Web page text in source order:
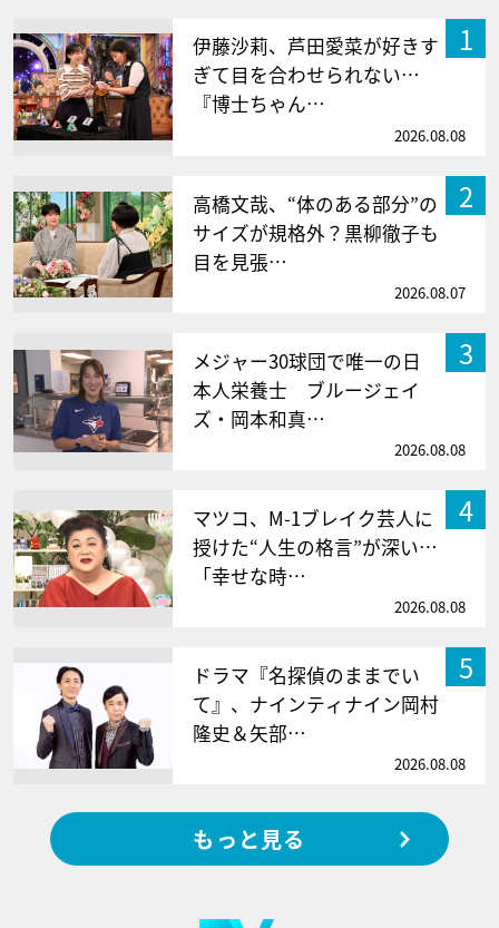
1
伊藤沙莉、芦田愛菜が好きす
ぎて目を合わせられない…
『博士ちゃん…
2026.08.08
2
高橋文哉、“体のある部分”の
サイズが規格外？黒柳徹子も
目を見張…
2026.08.07
3
メジャー30球団で唯一の日
本人栄養士 ブルージェイ
ズ・岡本和真…
2026.08.08
4
マツコ、M-1ブレイク芸人に
授けた“人生の格言”が深い…
「幸せな時…
2026.08.08
5
ドラマ『名探偵のままでい
て』、ナインティナイン岡村
隆史＆矢部…
2026.08.08
もっと見る